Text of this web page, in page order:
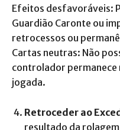
Efeitos desfavoráveis:
Guardião Caronte ou
retrocessos ou
Cartas neutras: Não
controlador permanece
jogada.
Retroceder ao
resultado da